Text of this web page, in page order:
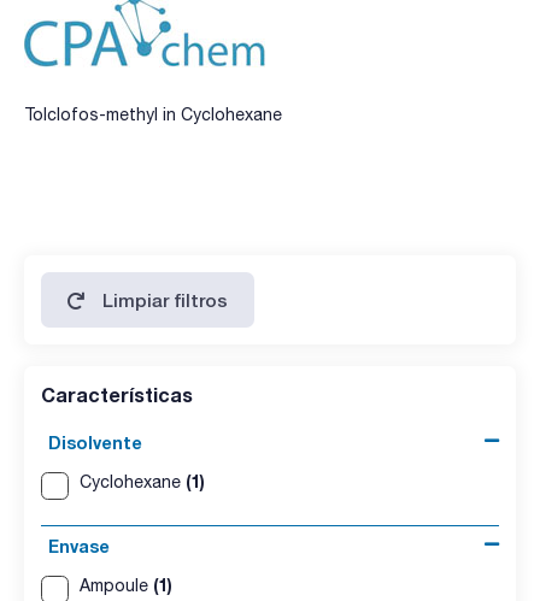
Tolclofos-methyl in Cyclohexane
Limpiar filtros
Características
Disolvente
Cyclohexane (1)
Envase
Ampoule (1)